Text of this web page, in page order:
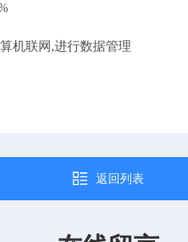
联网,进行数据管理
返回列表